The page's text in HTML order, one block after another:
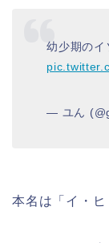
幼少期のイ
— ユん
本名は「イ・ヒ